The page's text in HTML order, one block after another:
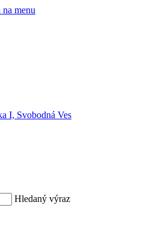
menu
I, Svobodná Ves
Hledaný výraz